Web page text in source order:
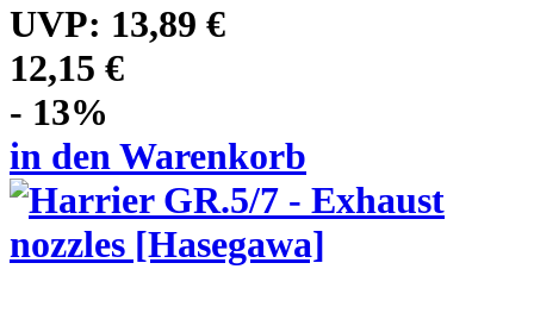
UVP: 13,89 €
12,15 €
- 13%
in den Warenkorb